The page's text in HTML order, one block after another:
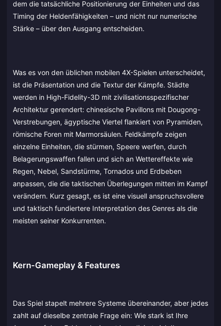
dem die tatsächliche Positionierung der Einheiten und das
Timing der Heldenfähigkeiten – und nicht nur numerische
Stärke – über den Ausgang entscheiden.
Was es von den üblichen mobilen 4X-Spielen unterscheidet,
ist die Präsentation und die Textur der Kämpfe. Städte
werden in High-Fidelity-3D mit zivilisationsspezifischer
Architektur gerendert: chinesische Pavillons mit Dougong-
Verstrebungen, ägyptische Viertel flankiert von Pyramiden,
römische Foren mit Marmorsäulen. Feldkämpfe zeigen
einzelne Einheiten, die stürmen, Speere werfen, durch
Belagerungswaffen fallen und sich an Wettereffekte wie
Regen, Nebel, Sandstürme, Tornados und Erdbeben
anpassen, die die taktischen Überlegungen mitten im Kampf
verändern. Kurz gesagt, es ist eine visuell anspruchsvollere
und taktisch fundiertere Interpretation des Genres als die
meisten seiner Konkurrenten.
Kern-Gameplay & Features
Das Spiel stapelt mehrere Systeme übereinander, aber jedes
zahlt auf dieselbe zentrale Frage ein: Wie stark ist Ihre